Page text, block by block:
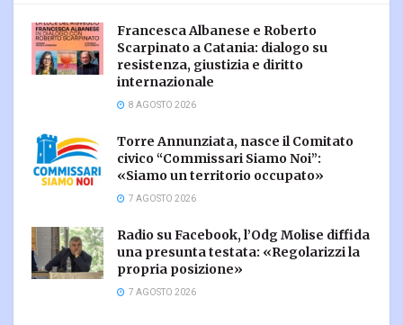
Francesca Albanese e Roberto
Scarpinato a Catania: dialogo su
resistenza, giustizia e diritto
internazionale
8 AGOSTO 2026
Torre Annunziata, nasce il Comitato
civico “Commissari Siamo Noi”:
«Siamo un territorio occupato»
7 AGOSTO 2026
Radio su Facebook, l’Odg Molise diffida
una presunta testata: «Regolarizzi la
propria posizione»
7 AGOSTO 2026